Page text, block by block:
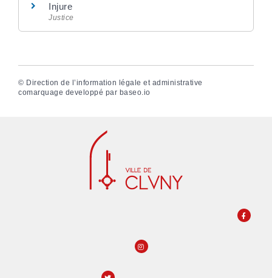
Injure
Justice
© Direction de l’information légale et administrative
comarquage developpé par baseo.io